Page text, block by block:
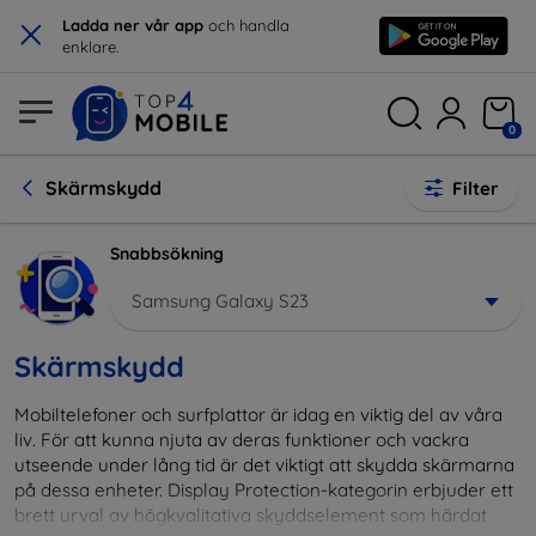
× Ladda ner vår app och handla
enklare.
0
Skärmskydd Filter
Snabbsökning
Samsung Galaxy S23
Skärmskydd
Mobiltelefoner och surfplattor är idag en viktig del av våra
liv. För att kunna njuta av deras funktioner och vackra
utseende under lång tid är det viktigt att skydda skärmarna
på dessa enheter. Display Protection-kategorin erbjuder ett
brett urval av högkvalitativa skyddselement som härdat